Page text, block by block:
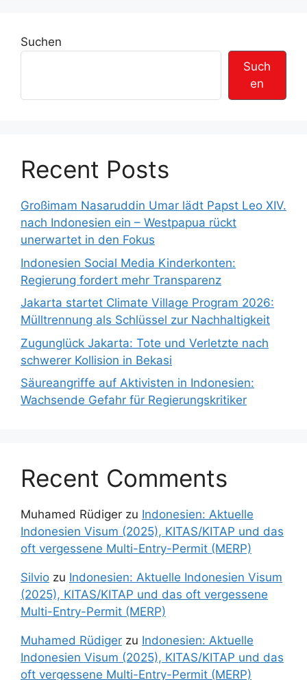
e
r
Suchen
Such
en
Recent Posts
Großimam Nasaruddin Umar lädt Papst Leo XIV.
nach Indonesien ein – Westpapua rückt
unerwartet in den Fokus
Indonesien Social Media Kinderkonten:
Regierung fordert mehr Transparenz
Jakarta startet Climate Village Program 2026:
Mülltrennung als Schlüssel zur Nachhaltigkeit
Zugunglück Jakarta: Tote und Verletzte nach
schwerer Kollision in Bekasi
Säureangriffe auf Aktivisten in Indonesien:
Wachsende Gefahr für Regierungskritiker
Recent Comments
Muhamed Rüdiger zu Indonesien: Aktuelle
Indonesien Visum (2025), KITAS/KITAP und das
oft vergessene Multi-Entry-Permit (MERP)
Silvio zu Indonesien: Aktuelle Indonesien Visum
(2025), KITAS/KITAP und das oft vergessene
Multi-Entry-Permit (MERP)
Muhamed Rüdiger zu Indonesien: Aktuelle
Indonesien Visum (2025), KITAS/KITAP und das
oft vergessene Multi-Entry-Permit (MERP)